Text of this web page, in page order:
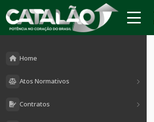
Home
Atos Normativos
Contratos